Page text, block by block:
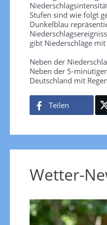
Stufen sind wie folgt
Dunkelblau
gibt Niederschläge
Neben der
Neben der 5-
Deutschland mit
Teilen
Wetter-